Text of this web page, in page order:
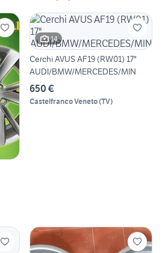
14
Cerchi AVUS AF19 (RW01) 17"
AUDI/BMW/MERCEDES/MIN
650 €
Castelfranco Veneto(TV)